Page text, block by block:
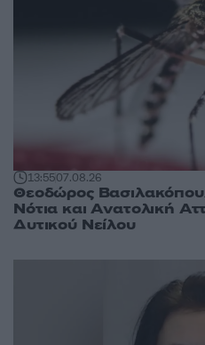
13:5507.08.26
Θεοδώρος
Νότια και Ανατολική
Δυτικού Νείλου